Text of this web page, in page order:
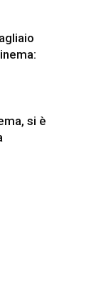
si è